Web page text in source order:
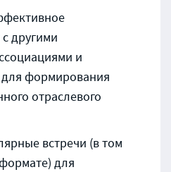
другими
и
формирования
отраслевого
встречи (в том
для